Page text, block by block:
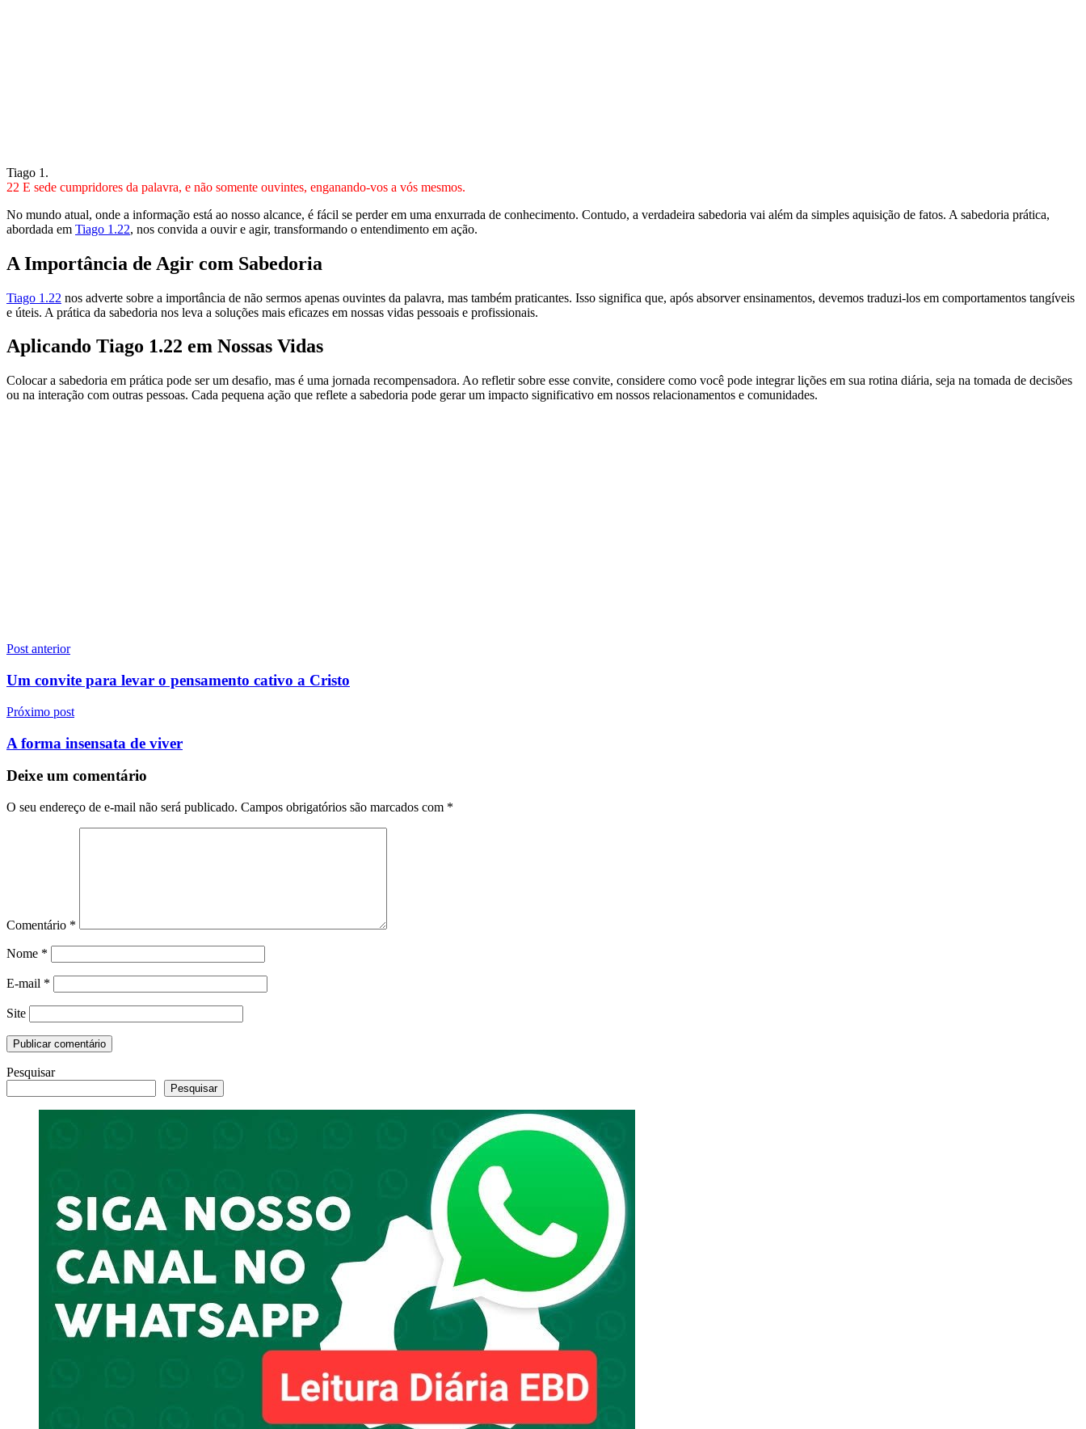
Tiago 1.
22 E sede cumpridores da palavra, e não somente ouvintes, enganando-vos a vós mesmos.
No mundo atual, onde a informação está ao nosso alcance, é fácil se perder em uma enxurrada de conhecimento. Contudo, a verdadeira sabedoria vai além da simples aquisição de fatos. A sabedoria prática,
abordada em Tiago 1.22, nos convida a ouvir e agir, transformando o entendimento em ação.
A Importância de Agir com Sabedoria
Tiago 1.22 nos adverte sobre a importância de não sermos apenas ouvintes da palavra, mas também praticantes. Isso significa que, após absorver ensinamentos, devemos traduzi-los em comportamentos tangíveis
e úteis. A prática da sabedoria nos leva a soluções mais eficazes em nossas vidas pessoais e profissionais.
Aplicando Tiago 1.22 em Nossas Vidas
Colocar a sabedoria em prática pode ser um desafio, mas é uma jornada recompensadora. Ao refletir sobre esse convite, considere como você pode integrar lições em sua rotina diária, seja na tomada de decisões
ou na interação com outras pessoas. Cada pequena ação que reflete a sabedoria pode gerar um impacto significativo em nossos relacionamentos e comunidades.
Navegação
de
Post anterior
Um convite para levar o pensamento cativo a Cristo
Próximo post
A forma insensata de viver
Deixe um comentário
O seu endereço de e-mail não será publicado. Campos obrigatórios são marcados com *
Comentário *
Nome *
E-mail *
Site
Pesquisar
Pesquisar